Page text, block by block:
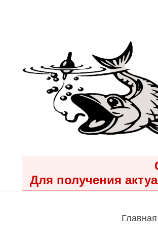
Для получения
Главная